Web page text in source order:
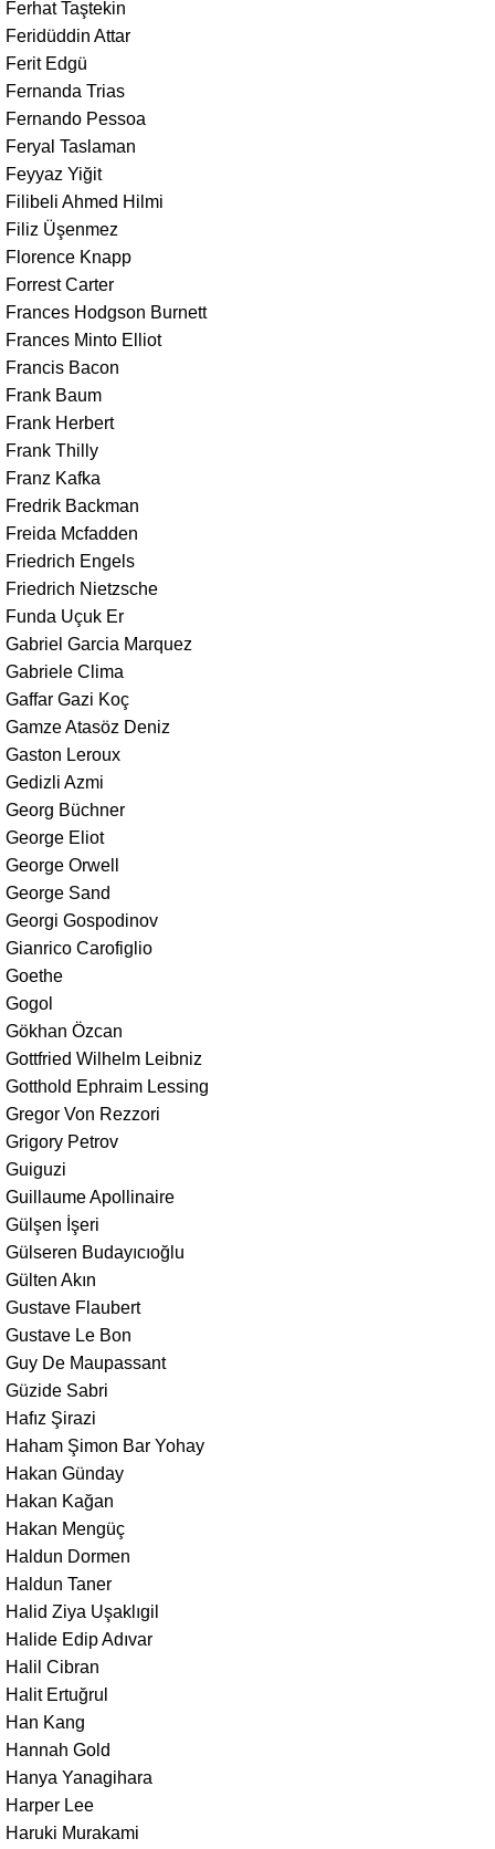
Ferhat Taştekin
Feridüddin Attar
Ferit Edgü
Fernanda Trias
Fernando Pessoa
Feryal Taslaman
Feyyaz Yiğit
Filibeli Ahmed Hilmi
Filiz Üşenmez
Florence Knapp
Forrest Carter
Frances Hodgson Burnett
Frances Minto Elliot
Francis Bacon
Frank Baum
Frank Herbert
Frank Thilly
Franz Kafka
Fredrik Backman
Freida Mcfadden
Friedrich Engels
Friedrich Nietzsche
Funda Uçuk Er
Gabriel Garcia Marquez
Gabriele Clima
Gaffar Gazi Koç
Gamze Atasöz Deniz
Gaston Leroux
Gedizli Azmi
Georg Büchner
George Eliot
George Orwell
George Sand
Georgi Gospodinov
Gianrico Carofiglio
Goethe
Gogol
Gökhan Özcan
Gottfried Wilhelm Leibniz
Gotthold Ephraim Lessing
Gregor Von Rezzori
Grigory Petrov
Guiguzi
Guillaume Apollinaire
Gülşen İşeri
Gülseren Budayıcıoğlu
Gülten Akın
Gustave Flaubert
Gustave Le Bon
Guy De Maupassant
Güzide Sabri
Hafız Şirazi
Haham Şimon Bar Yohay
Hakan Günday
Hakan Kağan
Hakan Mengüç
Haldun Dormen
Haldun Taner
Halid Ziya Uşaklıgil
Halide Edip Adıvar
Halil Cibran
Halit Ertuğrul
Han Kang
Hannah Gold
Hanya Yanagihara
Harper Lee
Haruki Murakami